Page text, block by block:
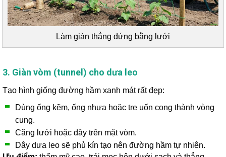
Làm giàn thẳng đứng bằng lưới
3. Giàn vòm (tunnel) cho dưa leo
Tạo hình giống đường hầm xanh mát rất đẹp:
Dùng ống kẽm, ống nhựa hoặc tre uốn cong thành vòng
cung.
Căng lưới hoặc dây trên mặt vòm.
Dây dưa leo sẽ phủ kín tạo nên đường hầm tự nhiên.